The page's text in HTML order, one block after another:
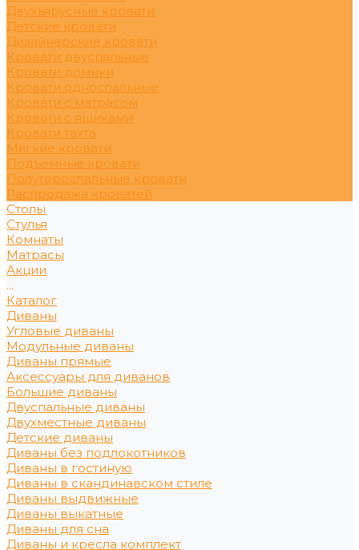
Двухъярусные кровати
Детские кровати
Дизайнерские кровати
Кровати двуспальные
Кровати домики
Кровати односпальные
Кровати с матрасом
Кровати с ящиками
Кровати тахта
Мягкие кровати
Подъемные кровати
Полутороспальные кровати
Распродажа кроватей
Столы
Стулья
Комнаты
Матрасы
Акции
...
Каталог
Диваны
Угловые диваны
Модульные диваны
Диваны прямые
Аксессуары для диванов
Большие диваны
Двуспальные диваны
Двухместные диваны
Детские диваны
Диваны без подлокотников
Диваны в гостиную
Диваны в скандинавском стиле
Диваны выдвижные
Диваны выкатные
Диваны для сна
Диваны и кресла комплект